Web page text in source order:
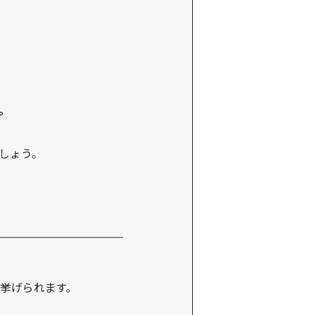
う。
げられます。